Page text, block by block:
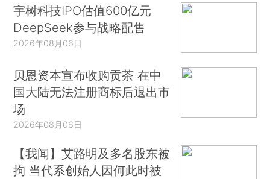
宇树科技IPO估值600亿元
DeepSeek参与战略配售
2026年08月06日
贝恩资本宣布收购贡茶 在中
国大陆无法注册商标后退出市
场
2026年08月06日
【我闻】艾路明及多名股东被
拘 当代系创始人因何此时被